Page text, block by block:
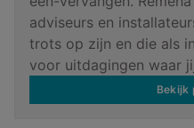
adviseurs en
trots op zijn en die als
voor uitdagingen waar
Bekijk